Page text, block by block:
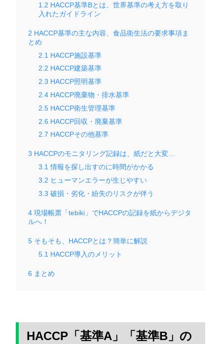
1.2 HACCP基準Bとは、世界基準の考え方を取り
入れたガイドライン
2 HACCP基準の主な内容、食品衛生法の要求事項ま
とめ
2.1 HACCP施設基準
2.2 HACCP建築基準
2.3 HACCP照明基準
2.4 HACCP廃棄物・排水基準
2.5 HACCP衛生管理基準
2.6 HACCP回収・廃棄基準
2.7 HACCPその他基準
3 HACCPのモニタリング記録は、紙だと大変…
3.1情報を探し出すのに時間がかかる
3.2 ヒューマンエラーが生じやすい
3.3 破損・劣化・紛失のリスクが伴う
4 現場帳票「tebiki」でHACCPの記録を紙からデジタ
ルへ！
5 そもそも、HACCPとは？簡単に解説
5.1 HACCP導入のメリット
6 まとめ
HACCP「基準A」「基準B」の